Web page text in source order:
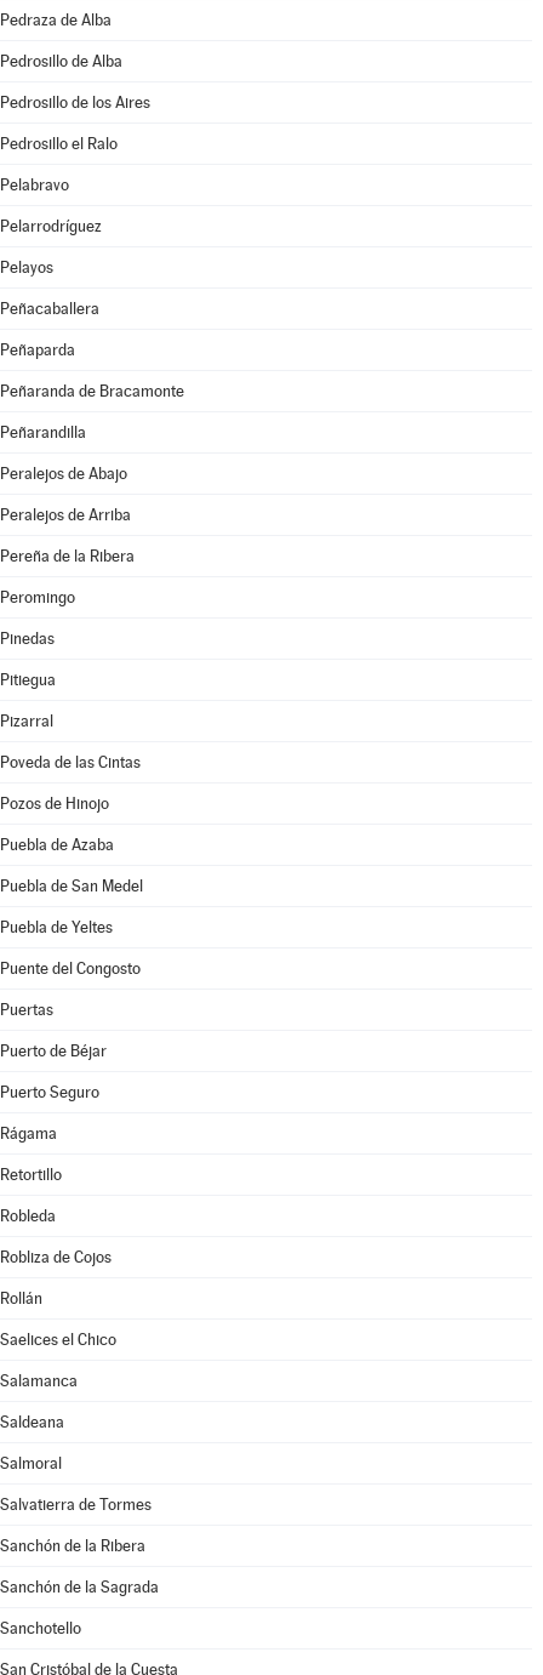
Pedraza de Alba
Pedrosillo de Alba
Pedrosillo de los Aires
Pedrosillo el Ralo
Pelabravo
Pelarrodríguez
Pelayos
Peñacaballera
Peñaparda
Peñaranda de Bracamonte
Peñarandilla
Peralejos de Abajo
Peralejos de Arriba
Pereña de la Ribera
Peromingo
Pinedas
Pitiegua
Pizarral
Poveda de las Cintas
Pozos de Hinojo
Puebla de Azaba
Puebla de San Medel
Puebla de Yeltes
Puente del Congosto
Puertas
Puerto de Béjar
Puerto Seguro
Rágama
Retortillo
Robleda
Robliza de Cojos
Rollán
Saelices el Chico
Salamanca
Saldeana
Salmoral
Salvatierra de Tormes
Sanchón de la Ribera
Sanchón de la Sagrada
Sanchotello
San Cristóbal de la Cuesta